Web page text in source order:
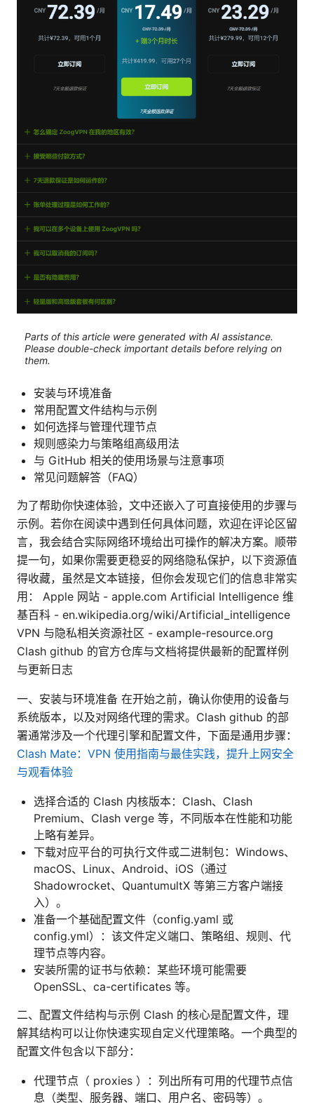
Parts of this article were generated with AI assistance.
Please double-check important details before relying on
them.
安装与环境准备
常用配置文件结构与示例
如何选择与管理代理节点
规则感染力与策略组高级用法
与 GitHub 相关的使用场景与注意事项
常见问题解答（FAQ）
为了帮助你快速体验，文中还嵌入了可直接使用的步骤与
示例。若你在阅读中遇到任何具体问题，欢迎在评论区留
言，我会结合实际网络环境给出可操作的解决方案。顺带
提一句，如果你需要更稳妥的网络隐私保护，以下资源值
得收藏，虽然是文本链接，但你会发现它们的信息非常实
用： Apple 网站 - apple.com Artificial Intelligence 维
基百科 - en.wikipedia.org/wiki/Artificial_intelligence
VPN 与隐私相关资源社区 - example-resource.org
Clash github 的官方仓库与文档将提供最新的配置样例
与更新日志
一、安装与环境准备 在开始之前，确认你使用的设备与
系统版本，以及对网络代理的需求。Clash github 的部
署通常涉及一个代理引擎和配置文件，下面是通用步骤：
Clash Mate：VPN 使用指南与最佳实践，提升上网安全
与观看体验
选择合适的 Clash 内核版本：Clash、Clash
Premium、Clash verge 等，不同版本在性能和功能
上略有差异。
下载对应平台的可执行文件或二进制包：Windows、
macOS、Linux、Android、iOS（通过
Shadowrocket、QuantumultX 等第三方客户端接
入）。
准备一个基础配置文件（config.yaml 或
config.yml）：该文件定义端口、策略组、规则、代
理节点等内容。
安装所需的证书与依赖：某些环境可能需要
OpenSSL、ca-certificates 等。
二、配置文件结构与示例 Clash 的核心是配置文件，理
解其结构可以让你快速实现自定义代理策略。一个典型的
配置文件包含以下部分：
代理节点（ proxies ）：列出所有可用的代理节点信
息（类型、服务器、端口、用户名、密码等）。